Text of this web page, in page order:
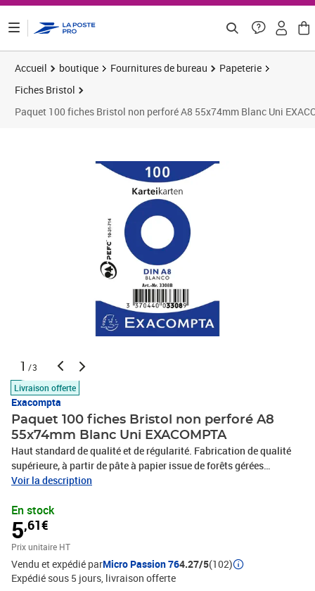
Accueil boutique Fournitures de bureau
Papeterie
Fiches Bristol
Paquet 100 fiches Bristol non perforé A8 55x74mm Blanc Uni
1 /3
Livraison offerte
Exacompta
Paquet 100 fiches Bristol non perforé A8
55x74mm Blanc Uni EXACOMPTA
Haut standard de qualité et de régularité. Fabrication de qualité
supérieure, à partir de pâte à papier issue de forêts gérées
durablement et blanchie en PH neutre. Rigides et pratiques, les
elles conviendront parfaitement à vos travaux pratiques, vos
fiches de notes… Le type de fiches (quadrillées, unies, perforées,
imprimées, couleurs assorties…) peut être facilement identifié
grâce à la couleur du packaging.Couleur(s) : BlancCouleur bristol :
BlancMatière : PapierGrammage : 205G/M2Type de produit :
BristolType bristol : UniPackaging : Sous filmFormat extérieur :
Voir la description
En stock
5,61€
Prix unitaire HT
Vendu et expédié parMicro Passion 764.27/5(102)
Expédié sous 5 jours livraison offerte